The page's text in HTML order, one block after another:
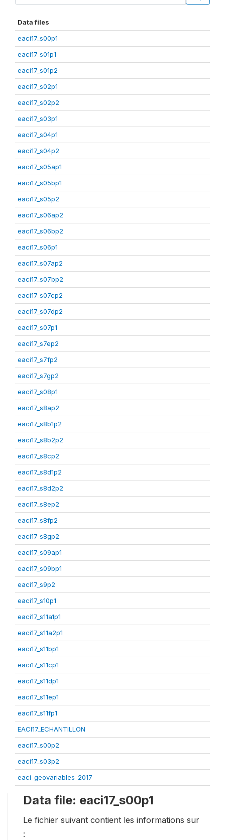
Data files
eaci17_s00p1
eaci17_s01p1
eaci17_s01p2
eaci17_s02p1
eaci17_s02p2
eaci17_s03p1
eaci17_s04p1
eaci17_s04p2
eaci17_s05ap1
eaci17_s05bp1
eaci17_s05p2
eaci17_s06ap2
eaci17_s06bp2
eaci17_s06p1
eaci17_s07ap2
eaci17_s07bp2
eaci17_s07cp2
eaci17_s07dp2
eaci17_s07p1
eaci17_s7ep2
eaci17_s7fp2
eaci17_s7gp2
eaci17_s08p1
eaci17_s8ap2
eaci17_s8b1p2
eaci17_s8b2p2
eaci17_s8cp2
eaci17_s8d1p2
eaci17_s8d2p2
eaci17_s8ep2
eaci17_s8fp2
eaci17_s8gp2
eaci17_s09ap1
eaci17_s09bp1
eaci17_s9p2
eaci17_s10p1
eaci17_s11a1p1
eaci17_s11a2p1
eaci17_s11bp1
eaci17_s11cp1
eaci17_s11dp1
eaci17_s11ep1
eaci17_s11fp1
EACI17_ECHANTILLON
eaci17_s00p2
eaci17_s03p2
eaci_geovariables_2017
Data file: eaci17_s00p1
Le fichier suivant contient les informations sur
: